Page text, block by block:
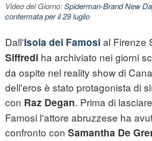
Video del Giorno:Spiderman-Brand New
confermata per il 29 luglio
Dall'Isola dei Famosi al Firenze
Siffredi ha archiviato nei giorni
da ospite nel reality show di
dell'eros è stato protagonista di
con Raz Degan. Prima di
Famosi l'attore abruzzese ha
confronto con Samantha De